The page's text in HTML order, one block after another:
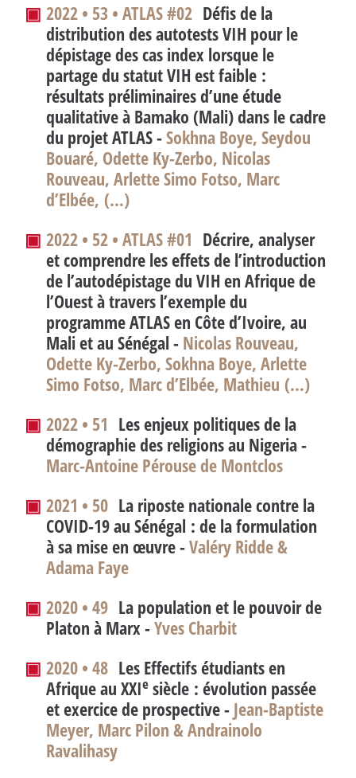
▣ 2022 • 53 • ATLAS #02 Défis de la
distribution des autotests VIH pour le
dépistage des cas index lorsque le
partage du statut VIH est faible :
résultats préliminaires d’une étude
qualitative à Bamako (Mali) dans le cadre
du projet ATLAS -Sokhna Boye, Seydou
Bouaré, Odette Ky-Zerbo, Nicolas
Rouveau, Arlette Simo Fotso, Marc
d’Elbée, (…)
▣ 2022 • 52 • ATLAS #01 Décrire, analyser
et comprendre les effets de l’introduction
de l’autodépistage du VIH en Afrique de
l’Ouest à travers l’exemple du
programme ATLAS en Côte d’Ivoire, au
Mali et au Sénégal -Nicolas Rouveau,
Odette Ky-Zerbo, Sokhna Boye, Arlette
Simo Fotso, Marc d’Elbée, Mathieu (…)
▣ 2022 • 51 Les enjeux politiques de la
démographie des religions au Nigeria -
Marc-Antoine Pérouse de Montclos
▣ 2021 • 50 La riposte nationale contre la
COVID-19 au Sénégal : de la formulation
à sa mise en œuvre -Valéry Ridde &
Adama Faye
▣ 2020 • 49 La population et le pouvoir de
Platon à Marx -Yves Charbit
▣ 2020 • 48 Les Effectifs étudiants en
Afrique au XXIe siècle : évolution passée
et exercice de prospective -Jean-Baptiste
Meyer, Marc Pilon & Andrainolo
Ravalihasy